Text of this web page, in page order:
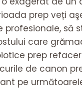
prep veți
să
care
prep
de canon
pe